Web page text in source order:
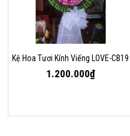
Kệ Hoa Tươi Kính Viếng LOVE-CB19
1.200.000₫